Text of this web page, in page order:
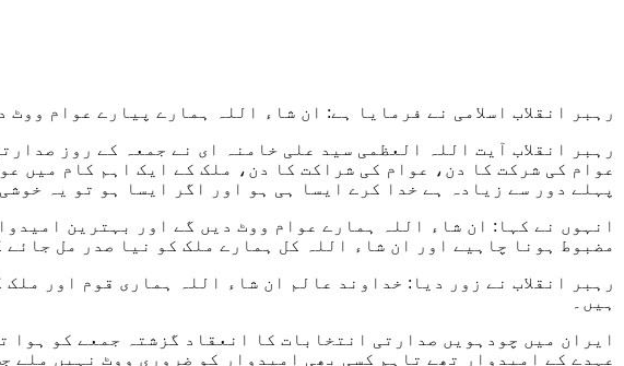
رہبر انقلاب اسلامی نے فرمایا ہے: ان شاء اللہ ہمارے پیارے عوام
رہبر انقلاب آیت اللہ العظمی سید علی خامنہ ای نے جمعہ کے روز
عوام کی شرکت کا دن، عوام کی شراکت کا دن، ملک کے ایک اہم کام میں
پہلے دور سے زیادہ ہے خدا کرے ایسا ہی ہو اور اگر ایسا ہو تو یہ خوشی
انہوں نے کہا: ان شاء اللہ ہمارے عوام ووٹ دیں گے اور بہترین
مضبوط ہونا چاہیے اور ان شاء اللہ کل ہمارے ملک کو نیا صدر مل جائے
رہبر انقلاب نے زور دیا: خداوند عالم ان شاء اللہ ہماری قوم اور
ہيں۔
ایران میں چودہویں صدارتی انتخابات کا انعقاد گزشتہ جمعے کو
عہدے کے امیدوار تھے تاہم کسی بھی امیدوار کو ضروری ووٹ نہيں